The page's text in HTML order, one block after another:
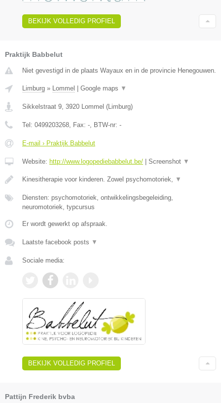
BEKIJK VOLLEDIG PROFIEL
Praktijk Babbelut
Niet gevestigd in de plaats Wayaux en in de provincie Henegouwen.
Limburg » Lommel Google maps ▼
Sikkelstraat 9, 3920 Lommel (Limburg)
Tel: 0499203268, Fax: -, BTW-nr: -
E-mail › Praktijk Babbelut
Website: http://www.logopediebabbelut.be/ Screenshot ▼
Kinesitherapie voor kinderen. Zowel psychomotoriek, ▼
Diensten: psychomotoriek, ontwikkelingsbegeleiding,
neuromotoriek, typcursus
Er wordt gewerkt op afspraak.
Laatste facebook posts ▼
Sociale media:
BEKIJK VOLLEDIG PROFIEL
Pattijn Frederik bvba